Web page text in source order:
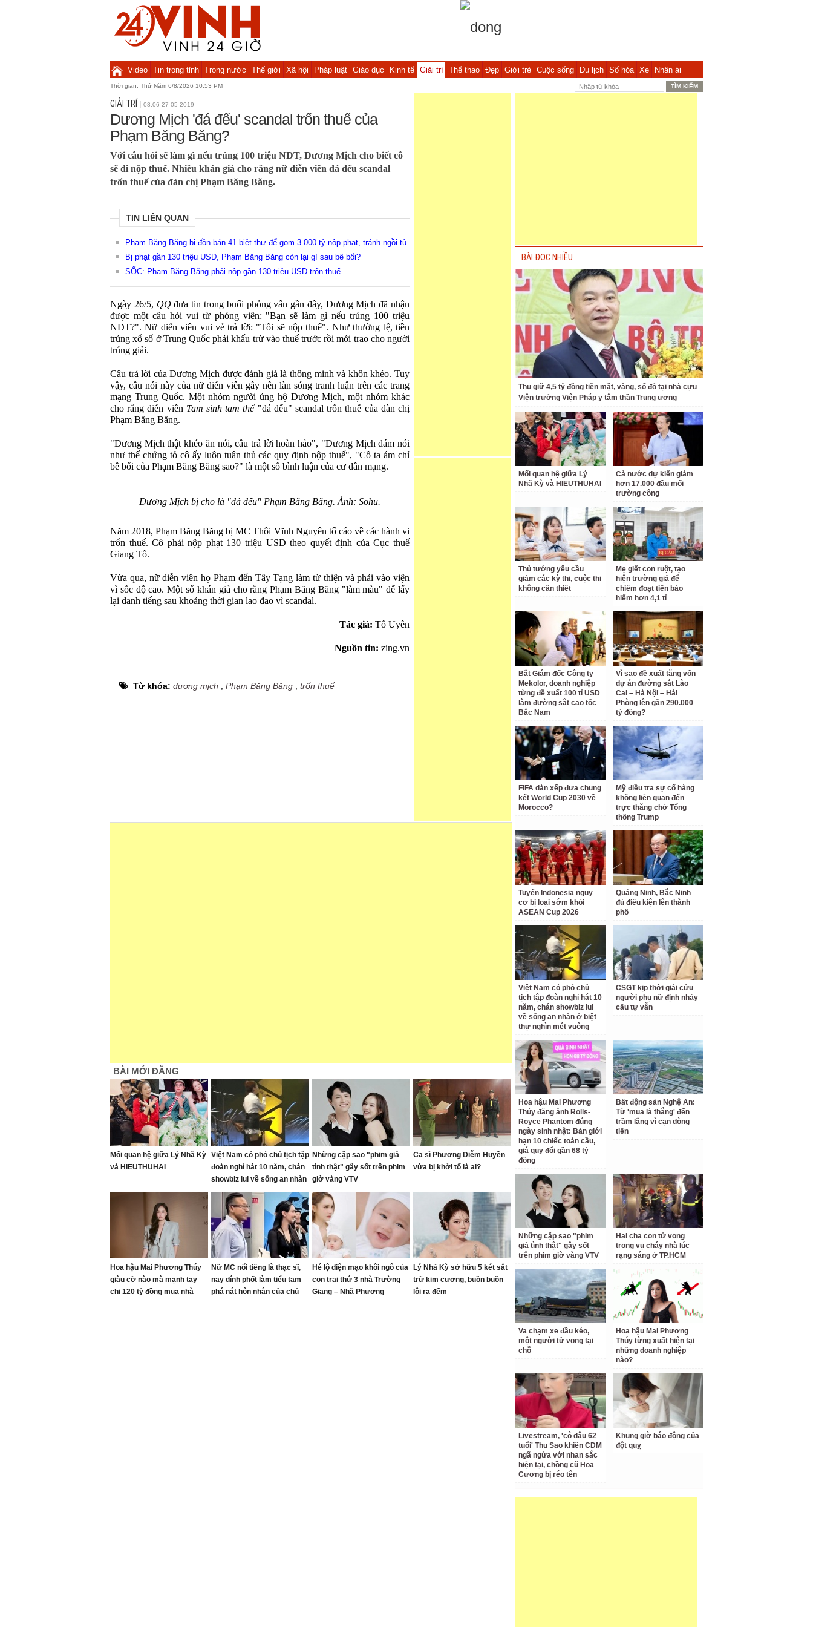
Video Tin trong tỉnh Trong nước Thế giới Xã hội Pháp luật Giáo dục Kinh tế Giải trí Thể thao Đẹp Giới trẻ Cuộc sống Du lịch Số hóa Xe Nhân ái
Thời gian: Thứ Năm 6/8/2026 10:53 PM
GIẢI TRÍ 08:06 27-05-2019
Dương Mịch 'đá đểu' scandal trốn thuế của
Phạm Băng Băng?
Với câu hỏi sẽ làm gì nếu trúng 100 triệu NDT, Dương Mịch cho biết cô
sẽ đi nộp thuế. Nhiều khán giả cho rằng nữ diễn viên đá đểu scandal
trốn thuế của đàn chị Phạm Băng Băng.
TIN LIÊN QUAN
Phạm Băng Băng bị đồn bán 41 biệt thự để gom 3.000 tỷ nộp phạt, tránh ngồi tù
Bị phạt gần 130 triệu USD, Phạm Băng Băng còn lại gì sau bê bối?
SỐC: Phạm Băng Băng phải nộp gần 130 triệu USD trốn thuế
Ngày 26/5, QQđưa tin trong buổi phỏng vấn gần đây, Dương Mịch đã nhận
được một câu hỏi vui từ phóng viên: "Bạn sẽ làm gì nếu trúng 100 triệu
NDT?". Nữ diễn viên vui vẻ trả lời: "Tôi sẽ nộp thuế". Như thường lệ, tiền
trúng xổ số ở Trung Quốc phải khấu trừ vào thuế trước rồi mới trao cho người
trúng giải.
Câu trả lời của Dương Mịch được đánh giá là thông minh và khôn khéo. Tuy
vậy, câu nói này của nữ diễn viên gây nên làn sóng tranh luận trên các trang
mạng Trung Quốc. Một nhóm người ủng hộ Dương Mịch, một nhóm khác
cho rằng diễn viên Tam sinh tam thế "đá đểu" scandal trốn thuế của đàn chị
Phạm Băng Băng.
"Dương Mịch thật khéo ăn nói, câu trả lời hoàn hảo", "Dương Mịch dám nói
như thế chứng tỏ cô ấy luôn tuân thủ các quy định nộp thuế", "Cô ta ám chỉ
bê bối của Phạm Băng Băng sao?" là một số bình luận của cư dân mạng.
Dương Mịch bị cho là "đá đểu" Phạm Băng Băng. Ảnh: Sohu.
Năm 2018, Phạm Băng Băng bị MC Thôi Vĩnh Nguyên tố cáo về các hành vi
trốn thuế. Cô phải nộp phạt 130 triệu USD theo quyết định của Cục thuế
Giang Tô.
Vừa qua, nữ diễn viên họ Phạm đến Tây Tạng làm từ thiện và phải vào viện
vì sốc độ cao. Một số khán giả cho rằng Phạm Băng Băng "làm màu" để lấy
lại danh tiếng sau khoảng thời gian lao đao vì scandal.
Tác giả: Tố Uyên
Nguồn tin: zing.vn
Từ khóa: dương mịch Phạm Băng Băng trốn thuế
BÀI MỚI ĐĂNG
Mối quan hệ giữa Lý Nhã Kỳ
và HIEUTHUHAI
Việt Nam có phó chủ tịch tập
đoàn nghỉ hát 10 năm, chán
showbiz lui về sống an nhàn
ở biệt thự nghìn mét vuông
Những cặp sao "phim giả
tình thật" gây sốt trên phim
giờ vàng VTV
Ca sĩ Phương Diễm Huyền
vừa bị khởi tố là ai?
Hoa hậu Mai Phương Thúy
giàu cỡ nào mà mạnh tay
chi 120 tỷ đồng mua nhà
Nữ MC nổi tiếng là thạc sĩ,
nay dính phốt làm tiểu tam
phá nát hôn nhân của chủ
Hé lộ diện mạo khôi ngô của
con trai thứ 3 nhà Trường
Giang – Nhã Phương
Lý Nhã Kỳ sở hữu 5 két sắt
trữ kim cương, buồn buồn
lôi ra đếm
BÀI ĐỌC NHIỀU
Thu giữ 4,5 tỷ đồng tiền mặt, vàng, sổ đỏ tại nhà cựu
Viện trưởng Viện Pháp y tâm thần Trung ương
Mối quan hệ giữa Lý
Nhã Kỳ và HIEUTHUHAI
Cả nước dự kiến giảm
hơn 17.000 đầu mối
trường công
Thủ tướng yêu cầu
giảm các kỳ thi, cuộc thi
không cần thiết
Mẹ giết con ruột, tạo
hiện trường giả để
chiếm đoạt tiền bảo
hiểm hơn 4,1 tỉ
Bắt Giám đốc Công ty
Mekolor, doanh nghiệp
từng đề xuất 100 tỉ USD
làm đường sắt cao tốc
Bắc Nam
Vì sao đề xuất tăng vốn
dự án đường sắt Lào
Cai – Hà Nội – Hải
Phòng lên gần 290.000
tỷ đồng?
FIFA dàn xếp đưa chung
kết World Cup 2030 về
Morocco?
Mỹ điều tra sự cố hàng
không liên quan đến
trực thăng chở Tổng
thống Trump
Tuyển Indonesia nguy
cơ bị loại sớm khỏi
ASEAN Cup 2026
Quảng Ninh, Bắc Ninh
đủ điều kiện lên thành
phố
Việt Nam có phó chủ
tịch tập đoàn nghỉ hát 10
năm, chán showbiz lui
về sống an nhàn ở biệt
thự nghìn mét vuông
CSGT kịp thời giải cứu
người phụ nữ định nhảy
cầu tự vẫn
Hoa hậu Mai Phương
Thúy đăng ảnh Rolls-
Royce Phantom đúng
ngày sinh nhật: Bản giới
hạn 10 chiếc toàn cầu,
giá quy đổi gần 68 tỷ
đồng
Bất động sản Nghệ An:
Từ 'mua là thắng' đến
trầm lắng vì cạn dòng
tiền
Những cặp sao "phim
giả tình thật" gây sốt
trên phim giờ vàng VTV
Hai cha con tử vong
trong vụ cháy nhà lúc
rạng sáng ở TP.HCM
Va chạm xe đầu kéo,
một người tử vong tại
chỗ
Hoa hậu Mai Phương
Thúy từng xuất hiện tại
những doanh nghiệp
nào?
Livestream, 'cô dâu 62
tuổi' Thu Sao khiến CDM
ngã ngửa với nhan sắc
hiện tại, chồng cũ Hoa
Cương bị réo tên
Khung giờ báo động của
đột quỵ